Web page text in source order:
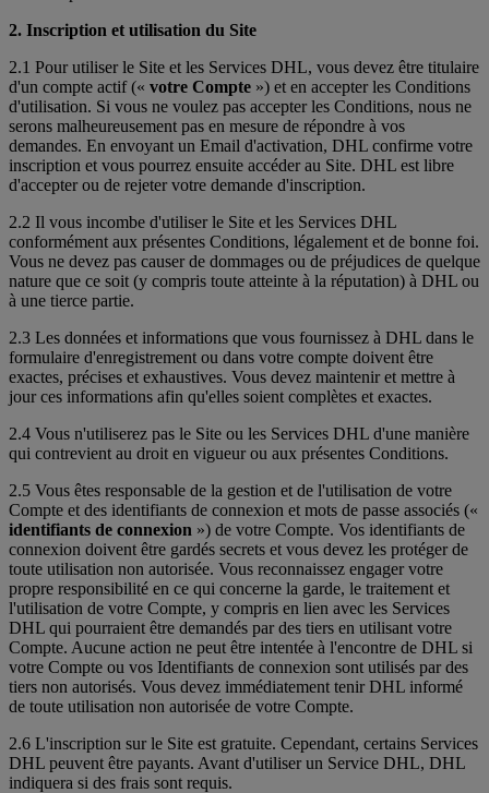
2. Inscription et utilisation du Site
2.1 Pour utiliser le Site et les Services DHL, vous devez être titulaire
d'un compte actif (« votre Compte ») et en accepter les Conditions
d'utilisation. Si vous ne voulez pas accepter les Conditions, nous ne
serons malheureusement pas en mesure de répondre à vos
demandes. En envoyant un Email d'activation, DHL confirme votre
inscription et vous pourrez ensuite accéder au Site. DHL est libre
d'accepter ou de rejeter votre demande d'inscription.
2.2 Il vous incombe d'utiliser le Site et les Services DHL
conformément aux présentes Conditions, légalement et de bonne foi.
Vous ne devez pas causer de dommages ou de préjudices de quelque
nature que ce soit (y compris toute atteinte à la réputation) à DHL ou
à une tierce partie.
2.3 Les données et informations que vous fournissez à DHL dans le
formulaire d'enregistrement ou dans votre compte doivent être
exactes, précises et exhaustives. Vous devez maintenir et mettre à
jour ces informations afin qu'elles soient complètes et exactes.
2.4 Vous n'utiliserez pas le Site ou les Services DHL d'une manière
qui contrevient au droit en vigueur ou aux présentes Conditions.
2.5 Vous êtes responsable de la gestion et de l'utilisation de votre
Compte et des identifiants de connexion et mots de passe associés («
identifiants de connexion ») de votre Compte. Vos identifiants de
connexion doivent être gardés secrets et vous devez les protéger de
toute utilisation non autorisée. Vous reconnaissez engager votre
propre responsibilité en ce qui concerne la garde, le traitement et
l'utilisation de votre Compte, y compris en lien avec les Services
DHL qui pourraient être demandés par des tiers en utilisant votre
Compte. Aucune action ne peut être intentée à l'encontre de DHL si
votre Compte ou vos Identifiants de connexion sont utilisés par des
tiers non autorisés. Vous devez immédiatement tenir DHL informé
de toute utilisation non autorisée de votre Compte.
2.6 L'inscription sur le Site est gratuite. Cependant, certains Services
DHL peuvent être payants. Avant d'utiliser un Service DHL, DHL
indiquera si des frais sont requis.